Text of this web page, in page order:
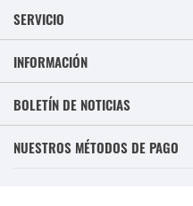
SERVICIO
INFORMACIÓN
BOLETÍN DE NOTICIAS
NUESTROS MÉTODOS DE PAGO